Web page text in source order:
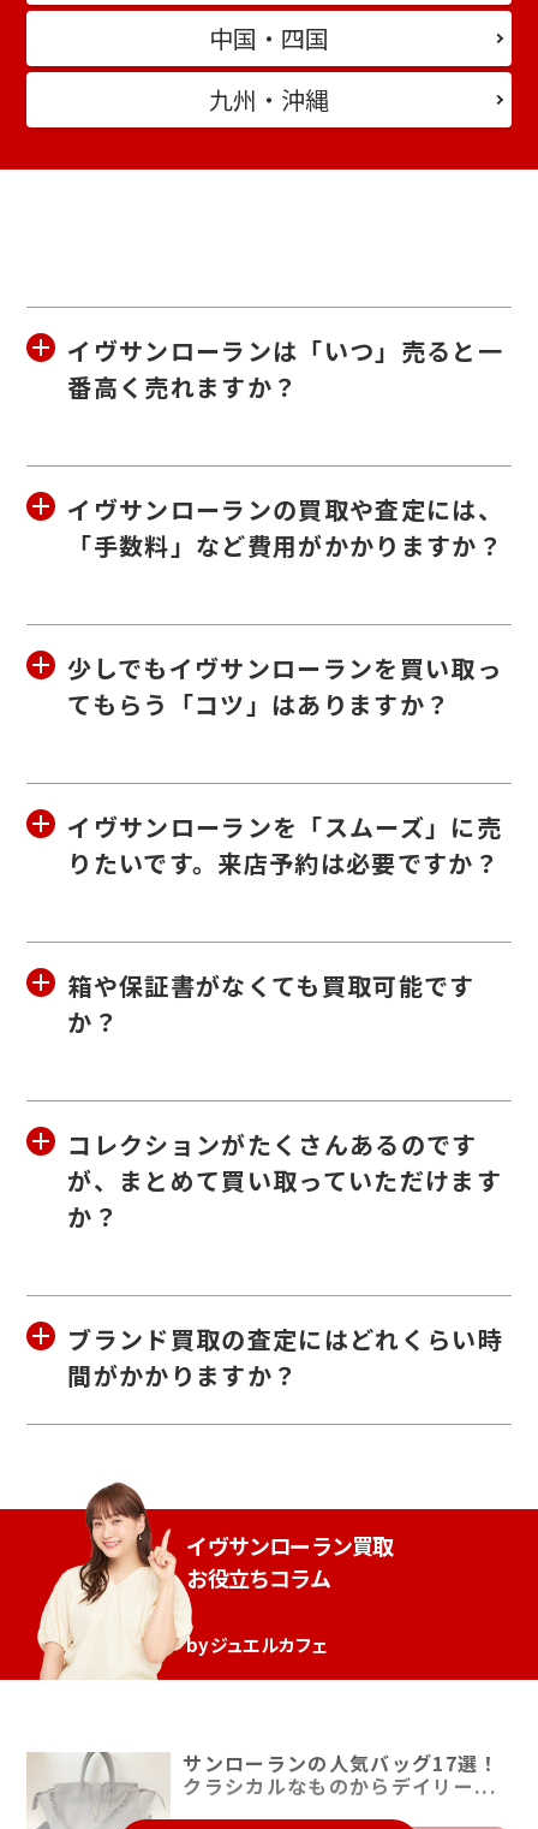
中国・四国
九州・沖縄
イヴサンローランは「いつ」売ると一
番高く売れますか？
イヴサンローランの買取や査定には、
「手数料」など費用がかかりますか？
少しでもイヴサンローランを買い取っ
てもらう「コツ」はありますか？
イヴサンローランを「スムーズ」に売
りたいです。来店予約は必要ですか？
箱や保証書がなくても買取可能です
か？
コレクションがたくさんあるのです
が、まとめて買い取っていただけます
か？
ブランド買取の査定にはどれくらい時
間がかかりますか？
イヴサンローラン買取
お役立ちコラム
by ジュエルカフェ
サンローランの人気バッグ17選！
クラシカルなものからデイリー...